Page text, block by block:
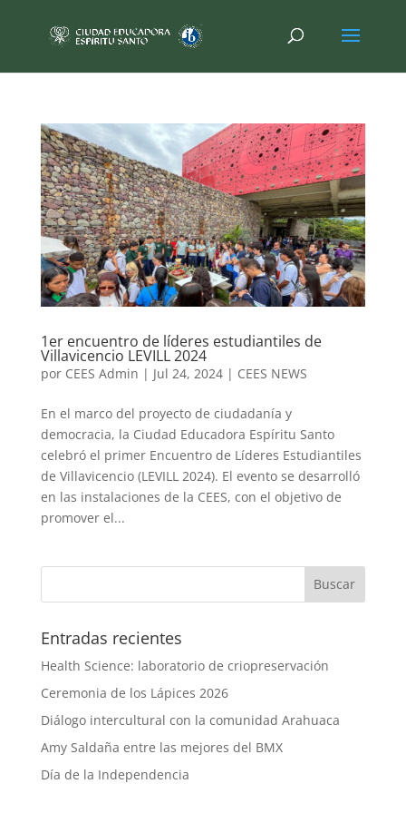
1er encuentro de líderes estudiantiles de
Villavicencio LEVILL 2024
por CEES Admin | Jul 24, 2024| CEES NEWS
En el marco del proyecto de ciudadanía y
democracia, la Ciudad Educadora Espíritu Santo
celebró el primer Encuentro de Líderes Estudiantiles
de Villavicencio (LEVILL 2024). El evento se desarrolló
en las instalaciones de la CEES, con el objetivo de
promover el...
Entradas recientes
Health Science: laboratorio de criopreservación
Ceremonia de los Lápices 2026
Diálogo intercultural con la comunidad Arahuaca
Amy Saldaña entre las mejores del BMX
Día de la Independencia